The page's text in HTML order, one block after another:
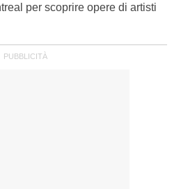
per scoprire opere di artisti